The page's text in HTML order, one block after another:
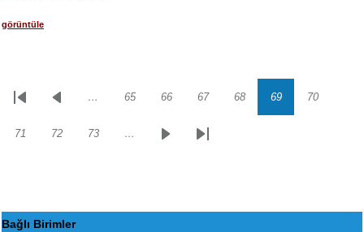
görüntüle
Sayfalama
İlk
Önceki… Sayfa
65 Sayfa
66 Sayfa
67 Sayfa
68 Sayfa
69 Sayfa
70
Sayfa
71 Sayfa
72 Sayfa
73 …
SonrakiSon
Bağlı Birimler